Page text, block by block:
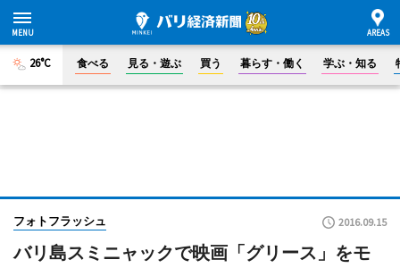
26°C 食べる 見る・遊ぶ 買う 暮らす・働く 学ぶ・知る
フォトフラッシュ 2016.09.15
バリ島スミニャックで映画「グリース」をモ